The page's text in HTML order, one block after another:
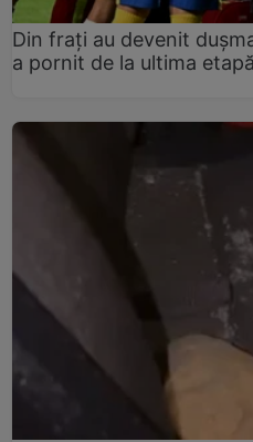
Din frați au devenit
a pornit de la ultima